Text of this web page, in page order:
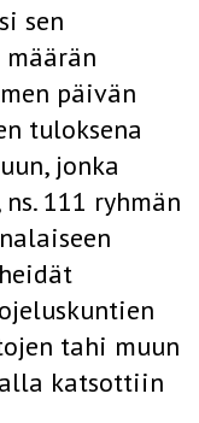
sen
päivän
tuloksena
jonka
111 ryhmän
tahi muun
katsottiin